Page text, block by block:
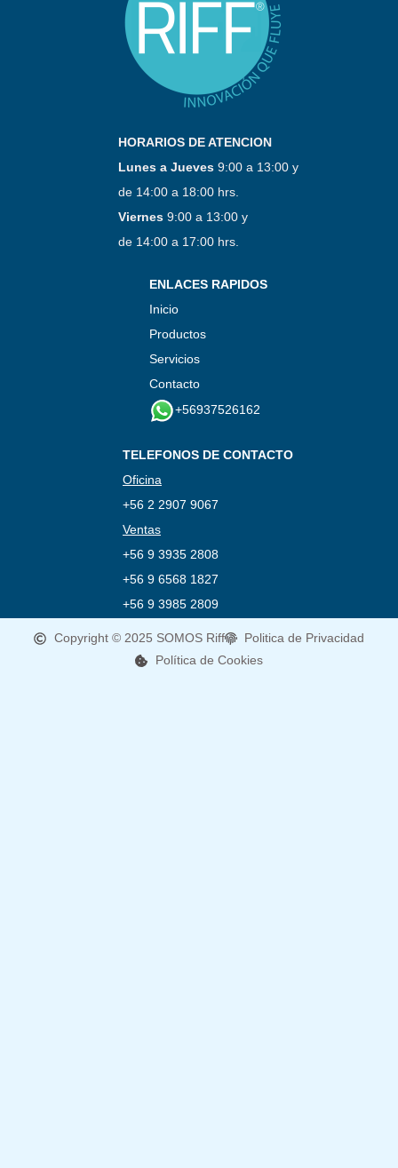
HORARIOS DE ATENCION
Lunes a Jueves9:00 a 13:00 y
de 14:00 a 18:00 hrs.
Viernes9:00 a 13:00 y
de 14:00 a 17:00 hrs.
ENLACES RAPIDOS
Inicio
Productos
Servicios
Contacto
+56937526162
TELEFONOS DE CONTACTO
Oficina
+56 2 2907 9067
Ventas
+56 9 3935 2808
+56 9 6568 1827
+56 9 3985 2809
Copyright © 2025 SOMOS Riff
Politica de Privacidad
Política de Cookies